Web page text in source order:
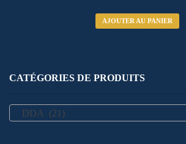
AJOUTER AU PANIER
CATÉGORIES DE PRODUITS
DDA (21)